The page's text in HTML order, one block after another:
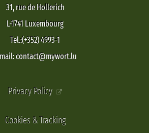
31, rue de Hollerich
L-1741 Luxembourg
Tel.:(+352) 4993-1
contact@mywort.lu
Privacy Policy
Cookies & Tracking